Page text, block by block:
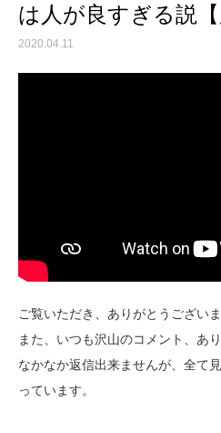
は人が良すぎる説【
2020.04.11
ご覧いただき、ありがとうございま
また、いつも沢山のコメント、あ
なかなか返信出来ませんが、全て
っています。